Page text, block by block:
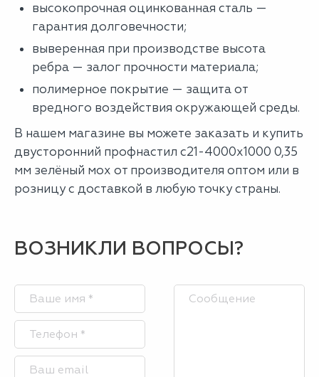
высокопрочная оцинкованная сталь —
гарантия долговечности;
выверенная при производстве высота
ребра — залог прочности материала;
полимерное покрытие — защита от
вредного воздействия окружающей среды.
В нашем магазине вы можете заказать и купить
двусторонний профнастил с21-4000х1000 0,35
мм зелёный мох от производителя оптом или в
розницу с доставкой в любую точку страны.
ВОЗНИКЛИ ВОПРОСЫ?